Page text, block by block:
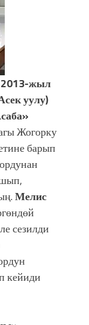
2013-жыл
уулу)
Жогорку
барып
Мелис
сезилди
кейиди